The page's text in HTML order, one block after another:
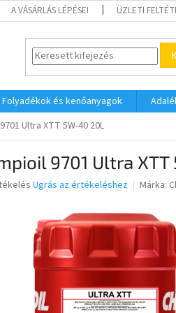
A VÁSÁRLÁS LÉPÉSEI ÜZLETI
Folyadékok és kenőanyagok
Ultra XTT 5W-40 20L
9701 Ultra
Ugrás az értékeléshez Márka: